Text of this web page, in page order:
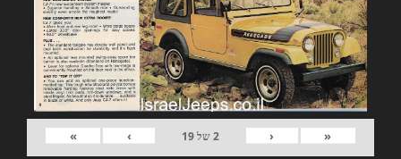
«
‹
2של19
›
»